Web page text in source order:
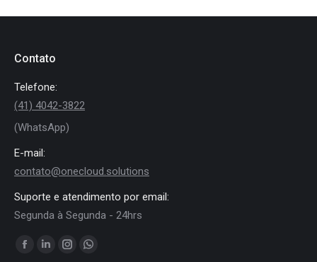
Contato
Telefone:
(41) 4042-3822
(WhatsApp)
E-mail:
contato@onecloud.solutions
Suporte e atendimento por email:
Segunda à Segunda - 24hrs
Encontre-nos em:
Facebook
LinkedinInstagramWhatsapp